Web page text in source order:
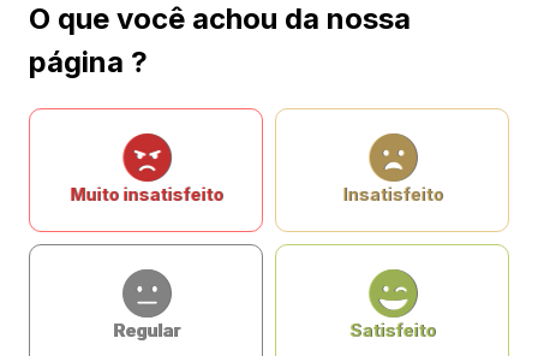
O que você achou da nossa
página ?
Muito insatisfeito Insatisfeito
Regular Satisfeito